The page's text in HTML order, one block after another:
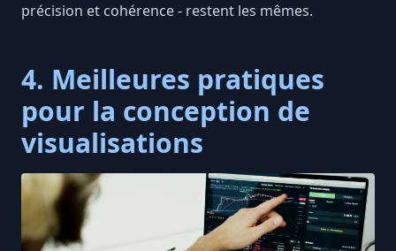
précision et cohérence - restent les mêmes.
4. Meilleures pratiques
pour la conception de
visualisations